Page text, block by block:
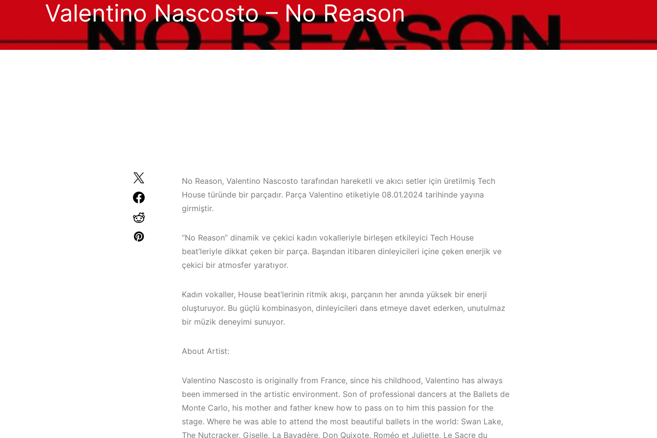
Çeşme / Bodrum /
Bodrum / Çeşme /
Alaçatı / Akyaka /
Kuşadası /
Elektronik Müzik
Çeşme / Alaçatı
Elektronik Müzik
Mekanları 2023 –
Valentino Nascosto – No Reason
No Reason, Valentino Nascosto tarafından hareketli ve akıcı setler için üretilmiş Tech
House türünde bir parçadır. Parça Valentino etiketiyle 08.01.2024 tarihinde yayına
girmiştir.
“No Reason” dinamik ve çekici kadın vokalleriyle birleşen etkileyici Tech House
beat’leriyle dikkat çeken bir parça. Başından itibaren dinleyicileri içine çeken enerjik ve
çekici bir atmosfer yaratıyor.
Kadın vokaller, House beat’lerinin ritmik akışı, parçanın her anında yüksek bir enerji
oluşturuyor. Bu güçlü kombinasyon, dinleyicileri dans etmeye davet ederken, unutulmaz
bir müzik deneyimi sunuyor.
About Artist:
Valentino Nascosto is originally from France, since his childhood, Valentino has always
been immersed in the artistic environment. Son of professional dancers at the Ballets de
Monte Carlo, his mother and father knew how to pass on to him this passion for the
stage. Where he was able to attend the most beautiful ballets in the world: Swan Lake,
The Nutcracker, Giselle, La Bayadère, Don Quixote, Roméo et Juliette, Le Sacre du